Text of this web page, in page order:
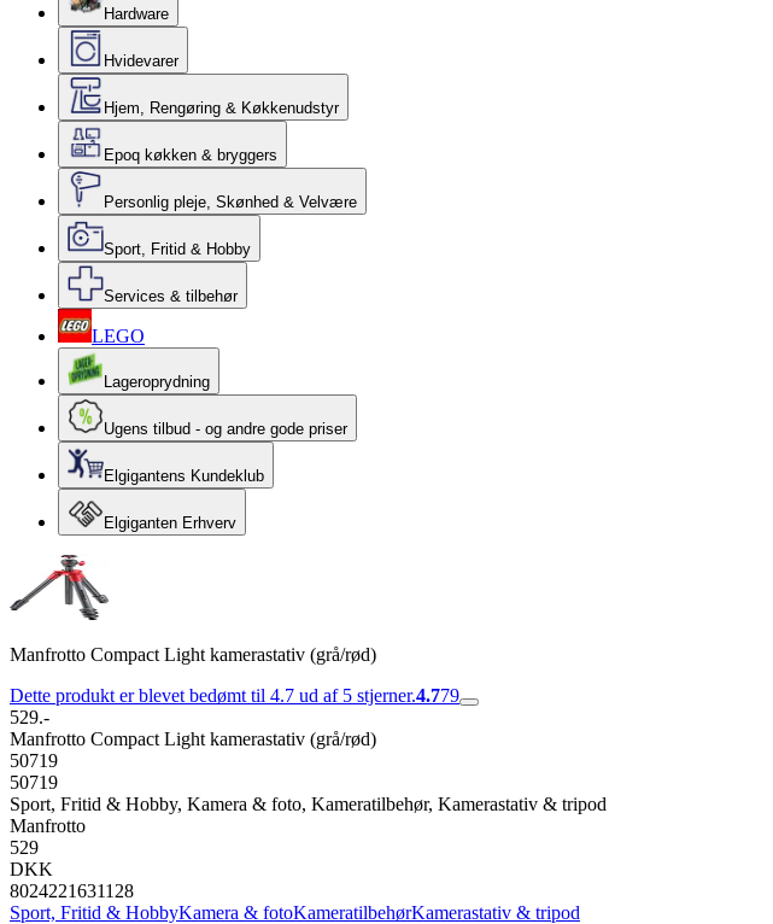
Hardware
Hvidevarer
Hjem, Rengøring & Køkkenudstyr
Epoq køkken & bryggers
Personlig pleje, Skønhed & Velvære
Sport, Fritid & Hobby
Services & tilbehør
LEGO
Lageroprydning
Ugens tilbud - og andre gode priser
Elgigantens Kundeklub
Elgiganten Erhverv
Manfrotto Compact Light kamerastativ (grå/rød)
Dette produkt er blevet bedømt til 4.7 ud af 5 stjerner.4.779
529.-
Manfrotto Compact Light kamerastativ (grå/rød)
50719
50719
Sport, Fritid & Hobby, Kamera & foto, Kameratilbehør, Kamerastativ & tripod
Manfrotto
529
DKK
8024221631128
Sport, Fritid & HobbyKamera & fotoKameratilbehørKamerastativ & tripod